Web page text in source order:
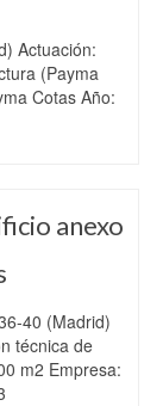
Actuación:
(Payma
Cotas Año:
anexo
40 (Madrid)
técnica de
m2 Empresa: